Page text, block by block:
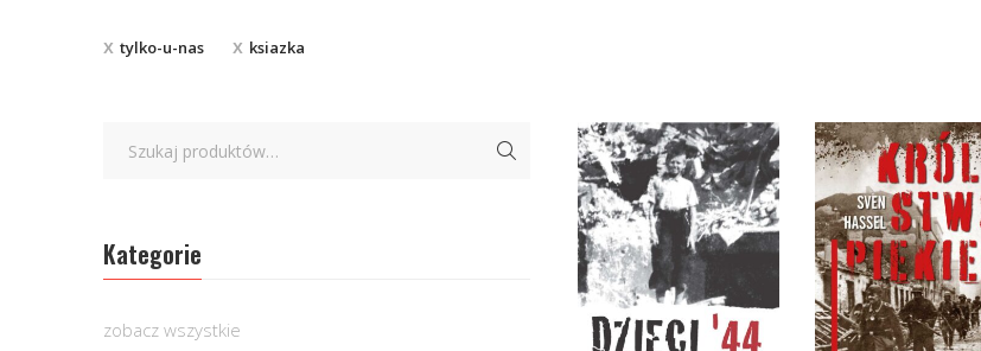
tylko-u-nas ksiazka
Kategorie
zobacz wszystkie